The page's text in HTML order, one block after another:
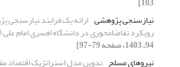
نیازسنجی پژوهشی ارائه یک فرایند نیازسنجی
رویکرد تقاضامحوری در دانشگاه افسری امام
94، 1403، صفحه 79-97]
نیروهای مسلح تدوین مدل استراتژیک اقتصاد